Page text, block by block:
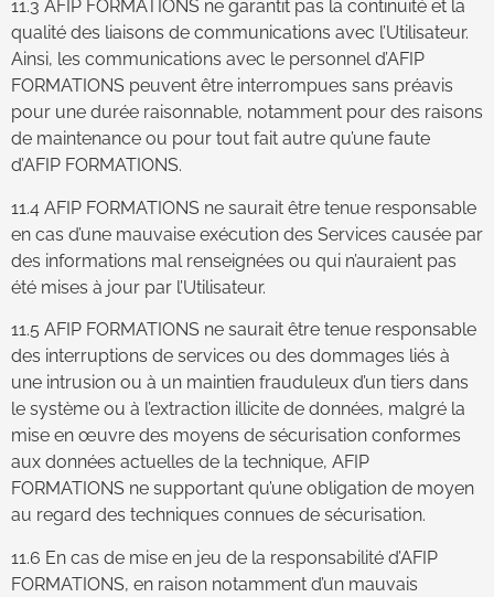
11.3 AFIP FORMATIONS ne garantit pas la continuité et la
qualité des liaisons de communications avec l’Utilisateur.
Ainsi, les communications avec le personnel d’AFIP
FORMATIONS peuvent être interrompues sans préavis
pour une durée raisonnable, notamment pour des raisons
de maintenance ou pour tout fait autre qu’une faute
d’AFIP FORMATIONS.
11.4 AFIP FORMATIONS ne saurait être tenue responsable
en cas d’une mauvaise exécution des Services causée par
des informations mal renseignées ou qui n’auraient pas
été mises à jour par l’Utilisateur.
11.5 AFIP FORMATIONS ne saurait être tenue responsable
des interruptions de services ou des dommages liés à
une intrusion ou à un maintien frauduleux d’un tiers dans
le système ou à l’extraction illicite de données, malgré la
mise en œuvre des moyens de sécurisation conformes
aux données actuelles de la technique, AFIP
FORMATIONS ne supportant qu’une obligation de moyen
au regard des techniques connues de sécurisation.
11.6 En cas de mise en jeu de la responsabilité d’AFIP
FORMATIONS, en raison notamment d’un mauvais